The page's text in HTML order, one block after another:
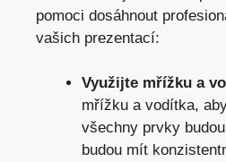
pomoci dosáhnout
vašich prezentací:
Využijte mřížku a
mřížku a vodítka,
⁤všechny ​prvky
budou mít